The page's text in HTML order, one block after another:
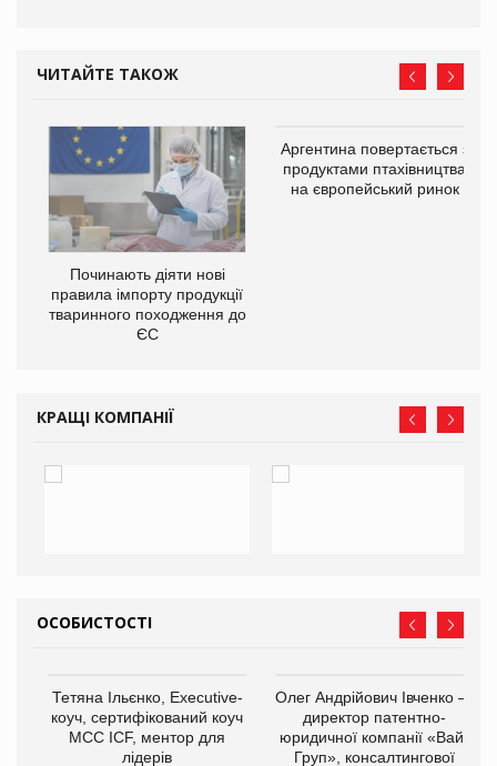
ЧИТАЙТЕ ТАКОЖ
Починають діяти нові
правила імпорту продукції
тваринного походження до
ЄС
Аргентина повертається з
продуктами птахівництва
на європейський ринок
КРАЩІ КОМПАНІЇ
ОСОБИСТОСТІ
Тетяна Ільєнко, Executive-
коуч, сертифікований коуч
МСС ICF, ментор для
лідерів
Олег Андрійович Івченко —
директор патентно-
юридичної компанії «Вайз
Груп», консалтингової